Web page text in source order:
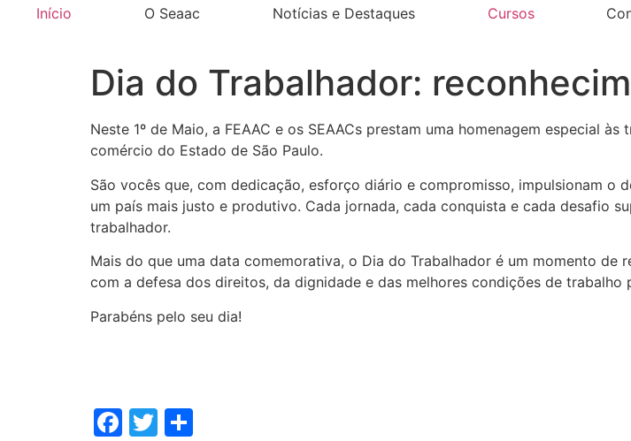
Início O Seaac Notícias e Destaques Cursos
Dia do Trabalhador:
Neste 1º de Maio, a FEAAC e os SEAACs prestam uma homenagem especial
comércio do Estado de São Paulo.
São vocês que, com dedicação, esforço diário e compromisso, impulsionam
um país mais justo e produtivo. Cada jornada, cada conquista e cada desafio
trabalhador.
Mais do que uma data comemorativa, o Dia do Trabalhador é um momento
com a defesa dos direitos, da dignidade e das melhores condições de trabalho
Parabéns pelo seu dia!
Facebook
Twitter